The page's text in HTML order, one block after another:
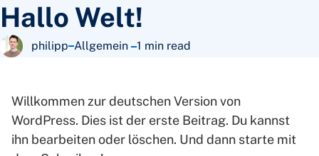
Skip to main content
Hallo Welt!
Posted by
philipp in
Allgemein 1 min read
Willkommen zur deutschen Version von
WordPress. Dies ist der erste Beitrag. Du kannst
ihn bearbeiten oder löschen. Und dann starte mit